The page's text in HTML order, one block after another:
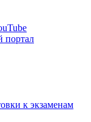
портал
к экзаменам